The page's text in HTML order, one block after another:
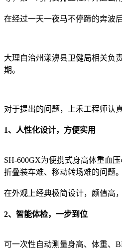
在经过一天一夜马不停蹄的奔波
大理自治州漾濞县卫健局相关负
期。
对于提出的问题，上禾工程师认
1、人性化设计，方便实用
SH-600GX为便携式身高体重血
折叠装车难、移动转场难的问题。
在外观上经典极简设计，颜值高
2、智能体检，一步到位
可一次性自动测量身高、体重、